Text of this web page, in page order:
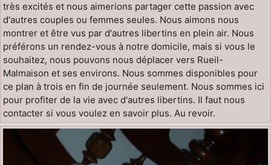
très excités et nous aimerions partager cette passion avec
d'autres couples ou femmes seules. Nous aimons nous
montrer et être vus par d'autres libertins en plein air. Nous
préférons un rendez-vous à notre domicile, mais si vous le
souhaitez, nous pouvons nous déplacer vers Rueil-
Malmaison et ses environs. Nous sommes disponibles pour
ce plan à trois en fin de journée seulement. Nous sommes ici
pour profiter de la vie avec d'autres libertins. Il faut nous
contacter si vous voulez en savoir plus. Au revoir.